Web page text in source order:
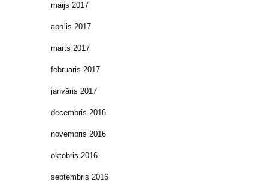
maijs 2017
aprīlis 2017
marts 2017
februāris 2017
janvāris 2017
decembris 2016
novembris 2016
oktobris 2016
septembris 2016